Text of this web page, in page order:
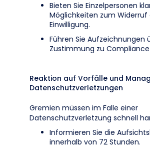
Bieten Sie Einzelpersonen
Möglichkeiten zum Widerruf
Einwilligung.
Führen Sie Aufzeichnungen
Zustimmung zu
Reaktion auf Vorfälle und
Datenschutzverletzungen
Gremien müssen im Falle einer
Datenschutzverletzung schnell
Informieren Sie die
innerhalb von 72 Stunden.